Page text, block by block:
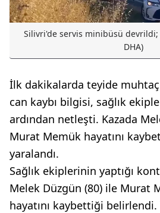
Silivri'de servis minibüsü devrildi;
DHA)
İlk dakikalarda teyide
can kaybı bilgisi, sağlık
ardından netleşti. Kazada
Murat Memük hayatını
yaralandı.
Sağlık ekiplerinin yaptığı
Melek Düzgün (80) ile Murat
hayatını kaybettiği